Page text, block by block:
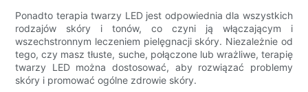
Ponadto terapia twarzy LED jest odpowiednia dla wszystkich
rodzajów skóry i tonów, co czyni ją włączającym i
wszechstronnym leczeniem pielęgnacji skóry. Niezależnie od
tego, czy masz tłuste, suche, połączone lub wrażliwe, terapię
twarzy LED można dostosować, aby rozwiązać problemy
skóry i promować ogólne zdrowie skóry.